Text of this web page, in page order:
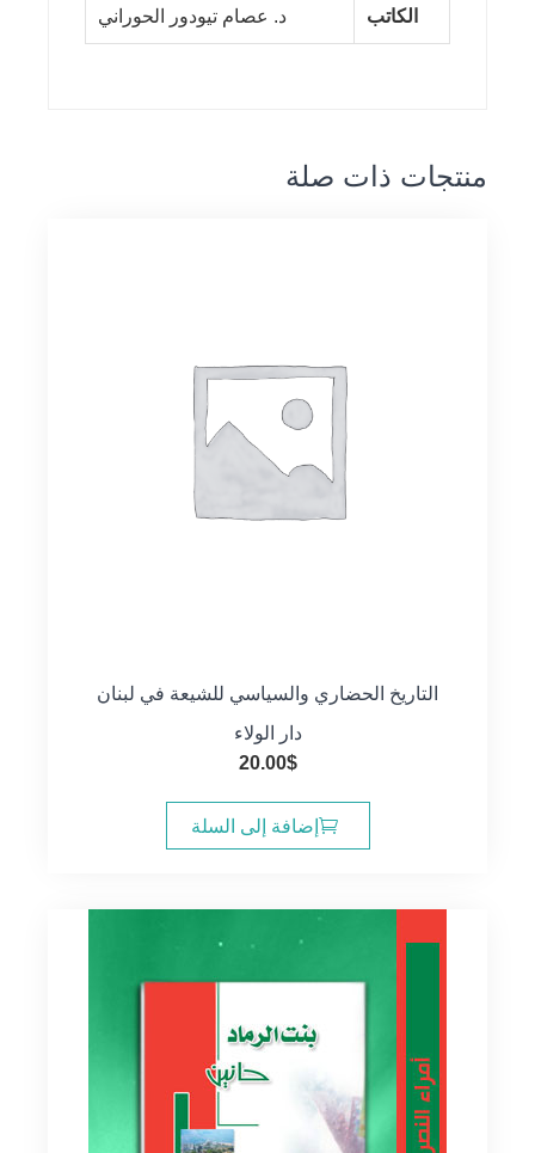
الكاتب د. عصام تيودور الحوراني
منتجات ذات صلة
التاريخ الحضاري والسياسي للشيعة في لبنان
دار الولاء
20.00$
إضافة إلى السلة